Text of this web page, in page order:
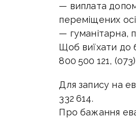
— виплата
переміщених
— гуманітарна,
Щоб виїхати до
800 500 121,
Для запису на
332 614.
Про бажання